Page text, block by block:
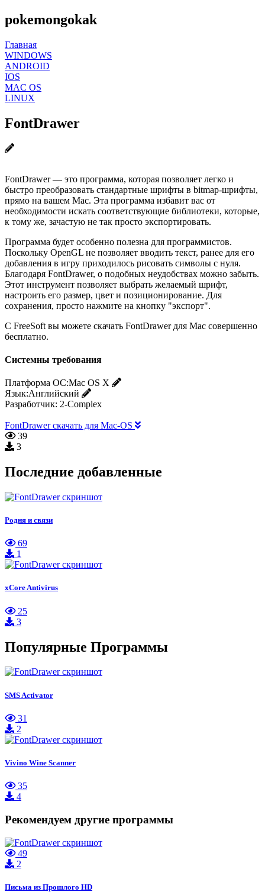
pokemongokak
Главная
WINDOWS
ANDROID
IOS
MAC OS
LINUX
FontDrawer
FontDrawer — это программа, которая позволяет легко и
быстро преобразовать стандартные шрифты в bitmap-шрифты,
прямо на вашем Mac. Эта программа избавит вас от
необходимости искать соответствующие библиотеки, которые,
к тому же, зачастую не так просто экспортировать.
Программа будет особенно полезна для программистов.
Поскольку OpenGL не позволяет вводить текст, ранее для его
добавления в игру приходилось рисовать символы с нуля.
Благодаря FontDrawer, о подобных неудобствах можно забыть.
Этот инструмент позволяет выбрать желаемый шрифт,
настроить его размер, цвет и позиционирование. Для
сохранения, просто нажмите на кнопку "экспорт".
С FreeSoft вы можете скачать FontDrawer для Mac совершенно
бесплатно.
Системны требования
Платформа ОС:Mac OS X
Язык:Английский
Разработчик: 2-Complex
FontDrawer скачать для Mac-OS
39
3
Последние добавленные
Родня и связи
69
1
xCore Antivirus
25
3
Популярные Программы
SMS Activator
31
2
Vivino Wine Scanner
35
4
Рекомендуем другие программы
49
2
Письма из Прошлого HD